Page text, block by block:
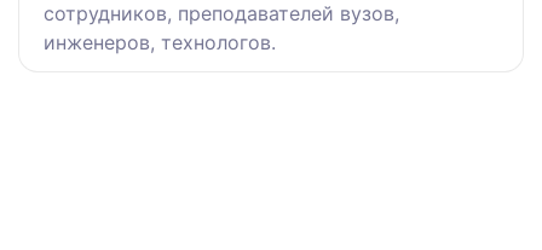
сотрудников, преподавателей вузов,
инженеров, технологов.